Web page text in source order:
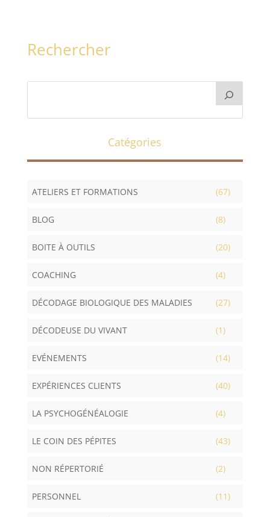
Rechercher
Catégories
ATELIERS ET FORMATIONS (67)
BLOG (8)
BOITE À OUTILS (20)
COACHING (4)
DÉCODAGE BIOLOGIQUE DES MALADIES (27)
DÉCODEUSE DU VIVANT (1)
EVÉNEMENTS (14)
EXPÉRIENCES CLIENTS (40)
LA PSYCHOGÉNÉALOGIE (4)
LE COIN DES PÉPITES (43)
NON RÉPERTORIÉ (2)
PERSONNEL (11)